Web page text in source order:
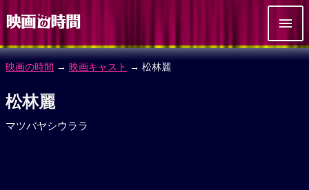
映画の時間 → 映画キャスト → 松林麗
松林麗
マツバヤシウララ